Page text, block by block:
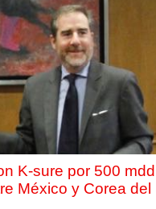
K-sure por 500 mdd
México y Corea del